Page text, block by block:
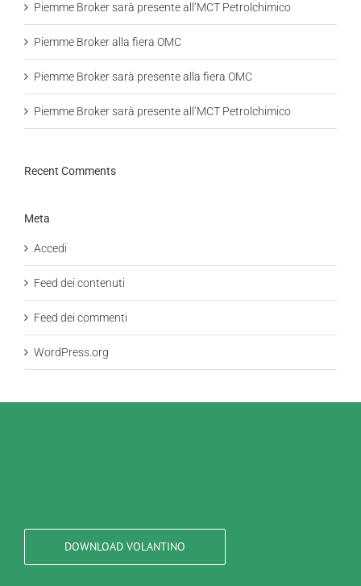
Piemme Broker sarà presente all’MCT Petrolchimico
Piemme Broker alla fiera OMC
Piemme Broker sarà presente alla fiera OMC
Piemme Broker sarà presente all’MCT Petrolchimico
Recent Comments
Meta
Accedi
Feed dei contenuti
Feed dei commenti
WordPress.org
DOWNLOAD VOLANTINO